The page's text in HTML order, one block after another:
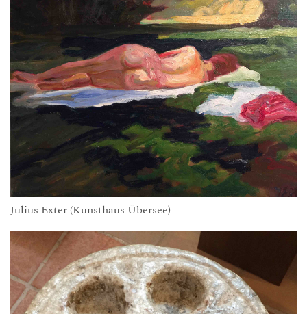
Julius Exter (Kunsthaus Übersee)